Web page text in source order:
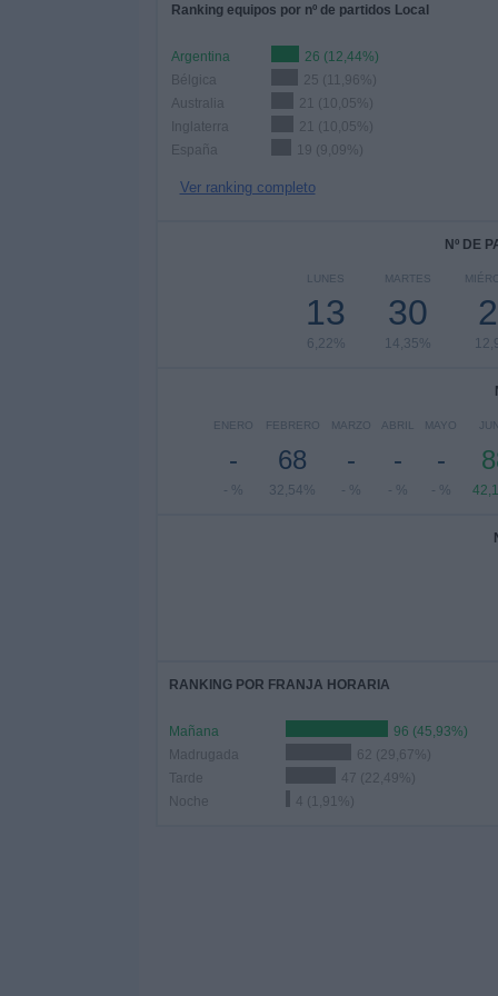
Ranking equipos por nº de partidos Local
Argentina
26 (12,44%)
Bélgica
25 (11,96%)
Australia
21 (10,05%)
Inglaterra
21 (10,05%)
España
19 (9,09%)
Ver ranking completo
Nº DE
LUNES
13
6,22%
MARTES
30
14,35%
ENERO
-
- %
FEBRERO
68
32,54%
MARZO
-
- %
ABRIL
-
- %
MAYO
-
- %
RANKING POR FRANJA HORARIA
Mañana
96 (45,93%)
Madrugada
62 (29,67%)
Tarde
47 (22,49%)
Noche
4 (1,91%)